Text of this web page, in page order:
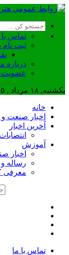
تماس با
ثبت
درباره
عضويت
یکشنبه, ۱۸ مرداد , ۱۴۰۵ | برابر با : 25 صفر 1448
خانه
اخبار صنعت
آخرین اخبار
انتصابات
آموزش
اخبار
رساله و
معرفی
تماس با ما